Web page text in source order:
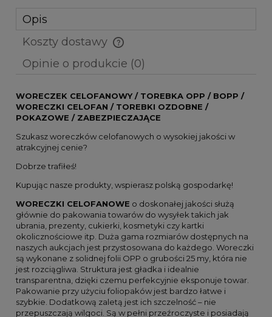
Opis
Koszty dostawy
Cena nie zawiera ewentualnych kosztów płatności
Opinie o produkcie (0)
WORECZEK CELOFANOWY / TOREBKA OPP / BOPP /
WORECZKI CELOFAN / TOREBKI OZDOBNE /
POKAZOWE / ZABEZPIECZAJĄCE
Szukasz woreczków celofanowych o wysokiej jakości w
atrakcyjnej cenie?
Dobrze trafiłeś!
Kupując nasze produkty, wspierasz polską gospodarkę!
WORECZKI CELOFANOWE o doskonałej jakości służą
głównie do pakowania towarów do wysyłek takich jak
ubrania, prezenty, cukierki, kosmetyki czy kartki
okolicznościowe itp. Duża gama rozmiarów dostępnych na
naszych aukcjach jest przystosowana do każdego. Woreczki
są wykonane z solidnej folii OPP o grubości 25 my, która nie
jest rozciągliwa. Struktura jest gładka i idealnie
transparentna, dzięki czemu perfekcyjnie eksponuje towar.
Pakowanie przy użyciu foliopaków jest bardzo łatwe i
szybkie. Dodatkową zaletą jest ich szczelność – nie
przepuszczają wilgoci. Są w pełni przeźroczyste i posiadają